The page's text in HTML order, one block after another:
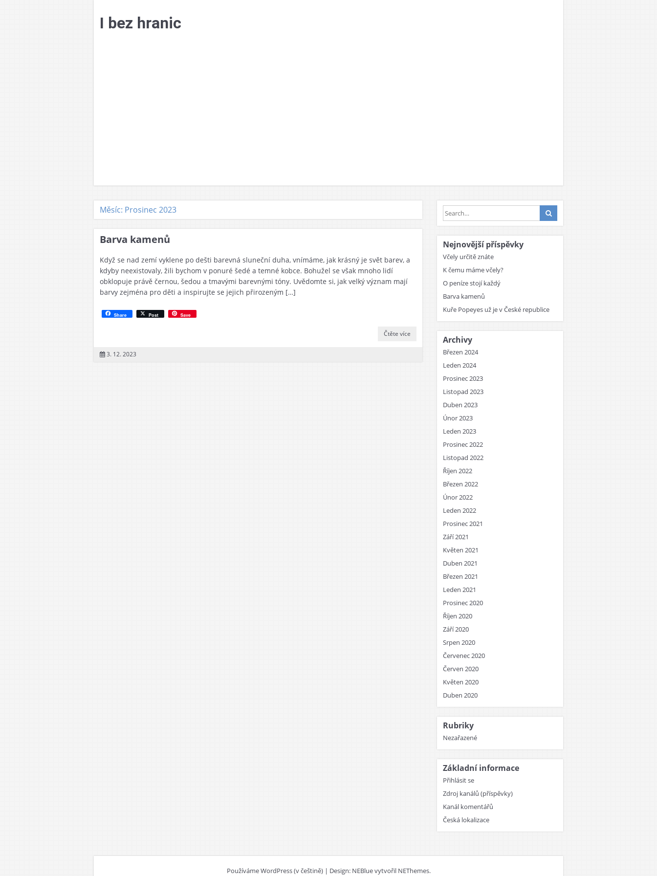
obsahu
I bez hranic
Měsíc: Prosinec 2023
Barva kamenů
Když se nad zemí vyklene po dešti barevná sluneční duha, vnímáme, jak krásný je svět barev, a
kdyby neexistovaly, žili bychom v ponuré šedé a temné kobce. Bohužel se však mnoho lidí
obklopuje právě černou, šedou a tmavými barevnými tóny. Uvědomte si, jak velký význam mají
barvy zejména pro děti a inspirujte se jejich přirozeným […]
Share Post Save
Čtěte více
3. 12. 2023
Nejnovější příspěvky
Včely určitě znáte
K čemu máme včely?
O peníze stojí každý
Barva kamenů
Kuře Popeyes už je v České republice
Archivy
Březen 2024
Leden 2024
Prosinec 2023
Listopad 2023
Duben 2023
Únor 2023
Leden 2023
Prosinec 2022
Listopad 2022
Říjen 2022
Březen 2022
Únor 2022
Leden 2022
Prosinec 2021
Září 2021
Květen 2021
Duben 2021
Březen 2021
Leden 2021
Prosinec 2020
Říjen 2020
Září 2020
Srpen 2020
Červenec 2020
Červen 2020
Květen 2020
Duben 2020
Rubriky
Nezařazené
Základní informace
Přihlásit se
Zdroj kanálů (příspěvky)
Kanál komentářů
Česká lokalizace
Používáme WordPress (v češtině) | Design: NEBlue vytvořil NEThemes.